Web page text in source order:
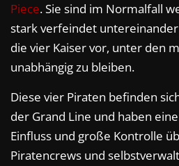
Piece. Sie sind im Normalfall
stark verfeindet
die vier Kaiser vor, unter den
unabhängig zu bleiben.
Diese vier Piraten befinden
der Grand Line und haben
Einfluss und große Kontrolle
Piratencrews und